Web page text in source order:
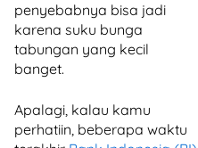
penyebabnya bisa jadi
karena suku bunga
tabungan yang kecil
banget.
Apalagi, kalau kamu
perhatiin, beberapa waktu